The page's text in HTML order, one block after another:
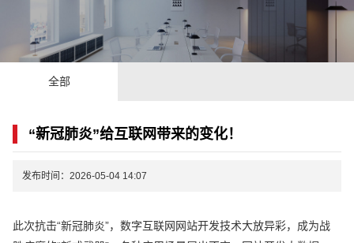
全部
“新冠肺炎”给互联网带来的变化！
发布时间：2026-05-04 14:07
此次抗击“新冠肺炎”，数字互联网网站开发技术大放异彩，成为战